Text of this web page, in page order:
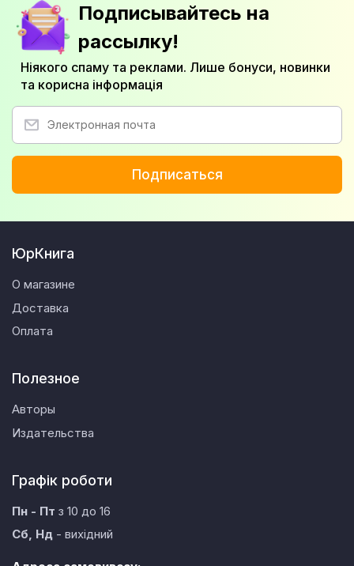
Подписывайтесь на
рассылку!
Ніякого спаму та реклами. Лише бонуси, новинки
та корисна інформація
Подписаться
ЮрКнига
О магазине
Доставка
Оплата
Полезное
Авторы
Издательства
Графік роботи
Пн - Пт з 10 до 16
Сб, Нд - вихідний